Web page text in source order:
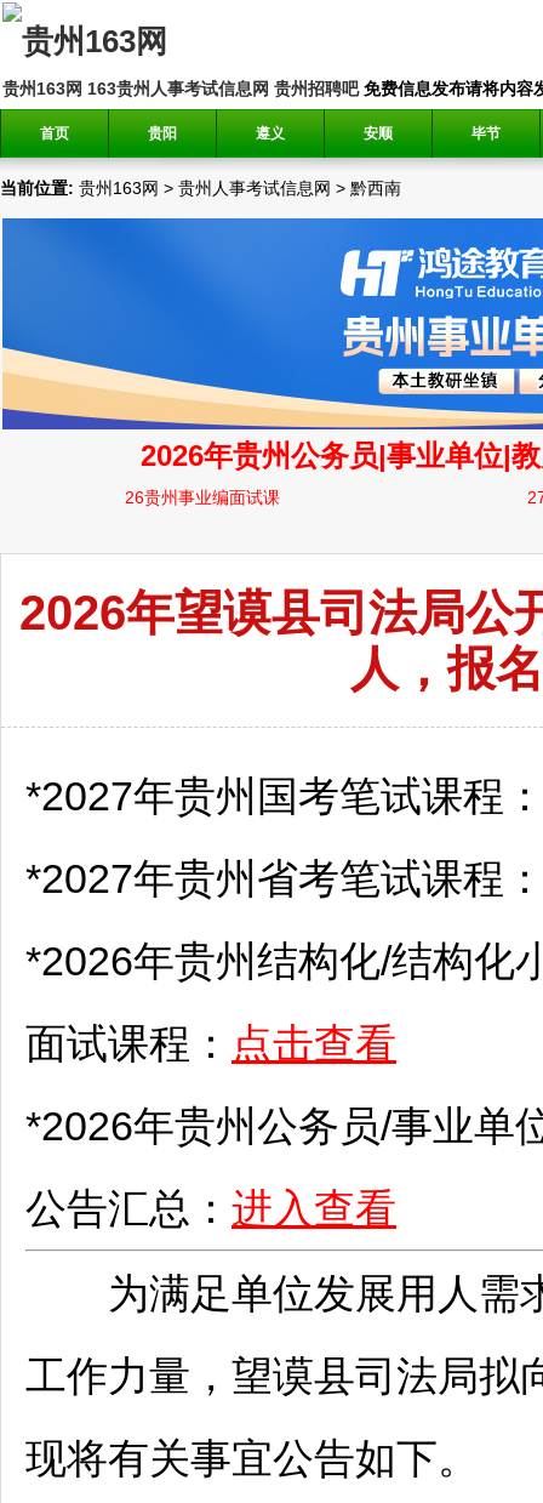
贵州163网 163贵州人事考试信息网 贵州招聘吧免费信息发布请将内容
首页 贵阳 遵义 安顺 毕节
当前位置: 贵州163网 > 贵州人事考试信息网 > 黔西南
2026年望谟县司法局公
人，报
*2027年贵州国考笔试课程
*2027年贵州省考笔试课程
*2026年贵州结构化/结构化
面试课程： 点击查看
*2026年贵州公务员/事业单
公告汇总： 进入查看
为满足单位发展用人需
工作力量， 望谟县司法局拟
现将有关事宜公告如下。